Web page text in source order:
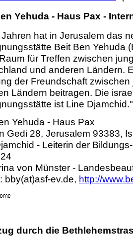
Yehuda - Haus Pax -
hat in Jerusalem das
Beit Ben Yehuda
für Treffen zwischen
und anderen Ländern.
der Freundschaft
Ländern beitragen. Die
ist Line
Yehuda - Haus Pax
Gedi 28, Jerusalem 93383,
- Leiterin der
von Münster -
bby(at)asf-ev.de, http://
durch die